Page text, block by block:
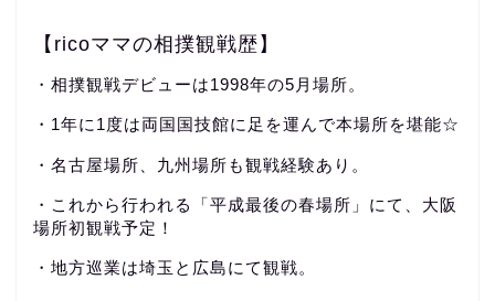
【ricoママの相撲観戦歴】
・相撲観戦デビューは1998年の5月場所。
・1年に1度は両国国技館に足を運んで本場所を堪能☆
・名古屋場所、九州場所も観戦経験あり。
・これから行われる「平成最後の春場所」にて、大阪
場所初観戦予定！
・地方巡業は埼玉と広島にて観戦。